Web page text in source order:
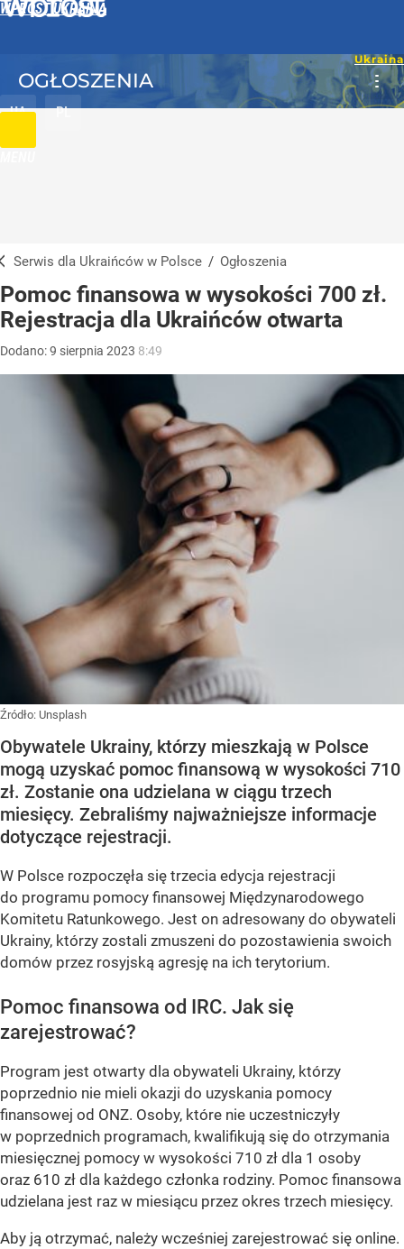
WPROST UKRAINA
UA PL
OGŁOSZENIA
Serwis dla Ukraińców w Polsce / Ogłoszenia
Pomoc finansowa w wysokości 700 zł.
Rejestracja dla Ukraińców otwarta
Dodano:9 sierpnia 2023 8:49
Źródło: Unsplash
Obywatele Ukrainy, którzy mieszkają w Polsce
mogą uzyskać pomoc finansową w wysokości 710
zł. Zostanie ona udzielana w ciągu trzech
miesięcy. Zebraliśmy najważniejsze informacje
dotyczące rejestracji.
W Polsce rozpoczęła się trzecia edycja rejestracji
do programu pomocy finansowej Międzynarodowego
Komitetu Ratunkowego. Jest on adresowany do obywateli
Ukrainy, którzy zostali zmuszeni do pozostawienia swoich
domów przez rosyjską agresję na ich terytorium.
Pomoc finansowa od IRC. Jak się
zarejestrować?
Program jest otwarty dla obywateli Ukrainy, którzy
poprzednio nie mieli okazji do uzyskania pomocy
finansowej od ONZ. Osoby, które nie uczestniczyły
w poprzednich programach, kwalifikują się do otrzymania
miesięcznej pomocy w wysokości 710 zł dla 1 osoby
oraz 610 zł dla każdego członka rodziny. Pomoc finansowa
udzielana jest raz w miesiącu przez okres trzech miesięcy.
Aby ją otrzymać, należy wcześniej zarejestrować się online.